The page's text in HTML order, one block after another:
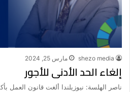
shezo media مارس 25, 2024
إلغاء الحد الأدنى للأجور
ناصر الهلسة: نيوزيلندا ألغت قانون العمل